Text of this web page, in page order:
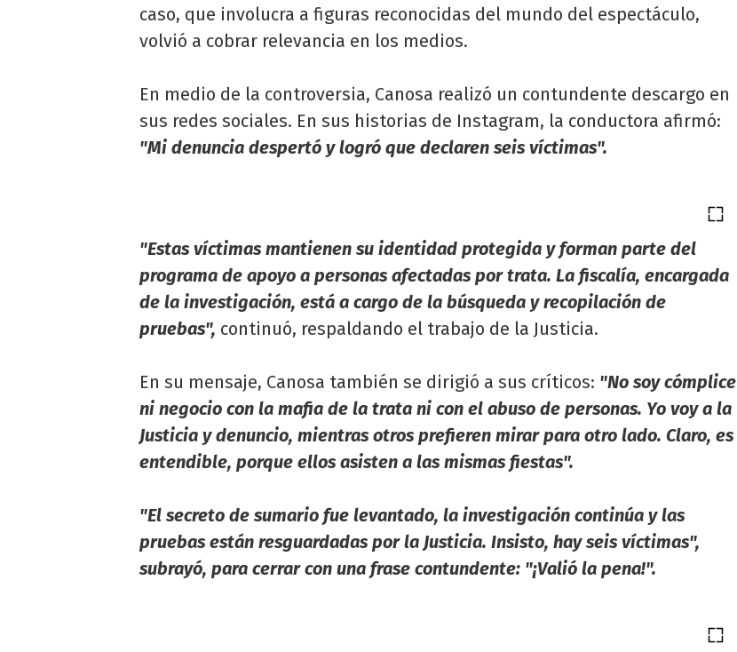
caso, que involucra a figuras reconocidas del mundo del espectáculo,
volvió a cobrar relevancia en los medios.
En medio de la controversia, Canosa realizó un contundente descargo en
sus redes sociales. En sus historias de Instagram, la conductora afirmó:
"Mi denuncia despertó y logró que declaren seis víctimas".
"Estas víctimas mantienen su identidad protegida y forman parte del
programa de apoyo a personas afectadas por trata. La fiscalía, encargada
de la investigación, está a cargo de la búsqueda y recopilación de
pruebas", continuó, respaldando el trabajo de la Justicia.
En su mensaje, Canosa también se dirigió a sus críticos: "No soy cómplice
ni negocio con la mafia de la trata ni con el abuso de personas. Yo voy a la
Justicia y denuncio, mientras otros prefieren mirar para otro lado. Claro, es
entendible, porque ellos asisten a las mismas fiestas".
"El secreto de sumario fue levantado, la investigación continúa y las
pruebas están resguardadas por la Justicia. Insisto, hay seis víctimas",
subrayó, para cerrar con una frase contundente: "¡Valió la pena!".